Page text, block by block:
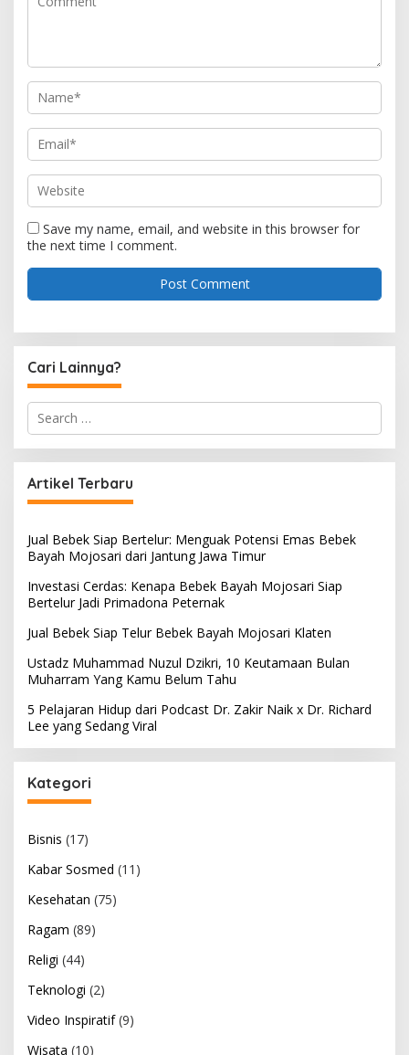
Save my name, email, and website in this browser for
the next time I comment.
Cari Lainnya?
S
r
c
h
f
r
:
Artikel Terbaru
Jual Bebek Siap Bertelur: Menguak Potensi Emas Bebek
Bayah Mojosari dari Jantung Jawa Timur
Investasi Cerdas: Kenapa Bebek Bayah Mojosari Siap
Bertelur Jadi Primadona Peternak
Jual Bebek Siap Telur Bebek Bayah Mojosari Klaten
Ustadz Muhammad Nuzul Dzikri, 10 Keutamaan Bulan
Muharram Yang Kamu Belum Tahu
5 Pelajaran Hidup dari Podcast Dr. Zakir Naik x Dr. Richard
Lee yang Sedang Viral
Kategori
Bisnis (17)
Kabar Sosmed (11)
Kesehatan (75)
Ragam (89)
Religi (44)
Teknologi (2)
Video Inspiratif(9)
Wisata (10)